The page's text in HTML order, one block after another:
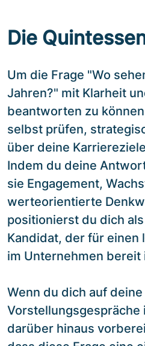
Die
Um die Frage "Wo
Jahren?" mit Klarheit
beantworten zu
selbst prüfen,
über deine
Indem du deine
sie Engagement,
werteorientierte
positionierst du dich
Kandidat, der für einen
im Unternehmen bereit
Wenn du dich auf deine
Vorstellungsgespräche
darüber hinaus